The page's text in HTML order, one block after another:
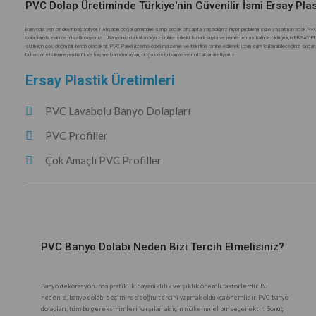
PVC Dolap Üretiminde Türkiye'nin Güvenilir İsmi Ersay
Banyoda yeni bir devir başlatılıyor ! Ahşabın doğal görümüne sahip ancak ahşapta yaşadığınız hiçbir problemi size yaşatmayacak
dolaplarıyla evinize misafir oluyoruz… Banyonuzda kullandığınız ürünler sürekli buharlı suyla ve nemle temas halinde olduğu için ERSAY
sizin için çok doğru bir tercih olacaktır. PVC Panel üzerine özel malzeme ve teknikle lamine edilerek uzun süre kullanabileceğiniz
buhardan etkilenmeyen hafif ve haşere barındırmayan, doğa dostu banyo ve mutfaklar üretiyoruz.
Ersay Plastik Üretimleri
PVC Lavabolu Banyo Dolapları
PVC Profiller
Çok Amaçlı PVC Profiller
PVC Banyo Dolabı Neden Bizi Tercih Etmelisiniz?
Banyo dekorasyonunda pratiklik, dayanıklılık ve şıklık önemli faktörlerdir. Bu
nedenle, banyo dolabı seçiminde doğru tercihi yapmak oldukça önemlidir. PVC banyo
dolapları, tüm bu gereksinimleri karşılamak için mükemmel bir seçenektir. Sonuç